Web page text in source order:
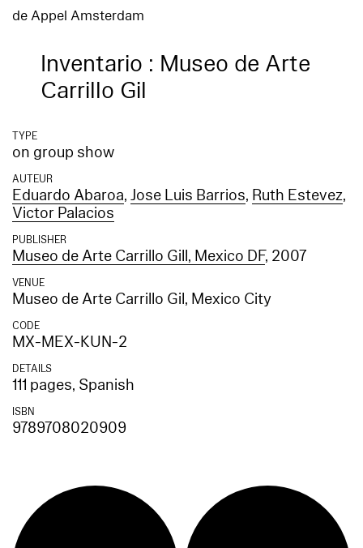
de Appel Amsterdam
Inventario : Museo de Arte
Carrillo Gil
TYPE
on group show
AUTEUR
Eduardo Abaroa,Jose Luis Barrios, Ruth Estevez,
Victor Palacios
PUBLISHER
Museo de Arte Carrillo Gill, Mexico DF, 2007
VENUE
Museo de Arte Carrillo Gil, Mexico City
CODE
MX-MEX-KUN-2
DETAILS
111 pages, Spanish
ISBN
9789708020909